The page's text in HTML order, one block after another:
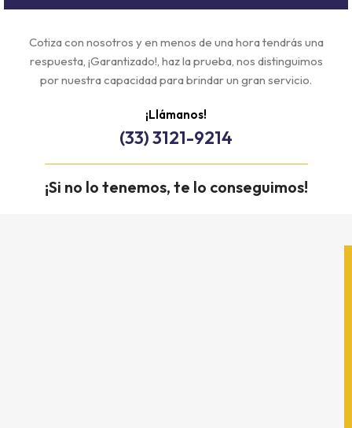
Cotiza con nosotros y en menos de una hora tendrás una
respuesta, ¡Garantizado!, haz la prueba, nos distinguimos
por nuestra capacidad para brindar un gran servicio.
¡Llámanos!
(33) 3121-9214
¡Si no lo tenemos, te lo conseguimos!